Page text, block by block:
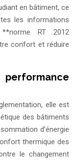
en bâtiment, ce
les informations
RT 2012
confort et réduire
elle est
des bâtiments
d’énergie
thermique des
le changement